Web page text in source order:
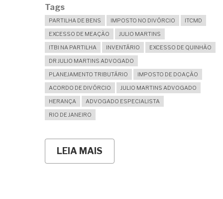
Tags
PARTILHA DE BENS IMPOSTO NO DIVÓRCIO
ITCMD
EXCESSO DE MEAÇÃO
JULIO MARTINS
ITBI NA PARTILHA
INVENTÁRIO
EXCESSO DE QUINHÃO
DR JULIO MARTINS ADVOGADO
PLANEJAMENTO TRIBUTÁRIO
IMPOSTO DE DOAÇÃO
ACORDO DE DIVÓRCIO
JULIO MARTINS ADVOGADO
HERANÇA
ADVOGADO ESPECIALISTA
RIO DE JANEIRO
LEIA MAIS
DIVISÃO